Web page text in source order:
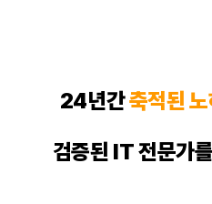
24년간축적된
검증된 IT 전문가를